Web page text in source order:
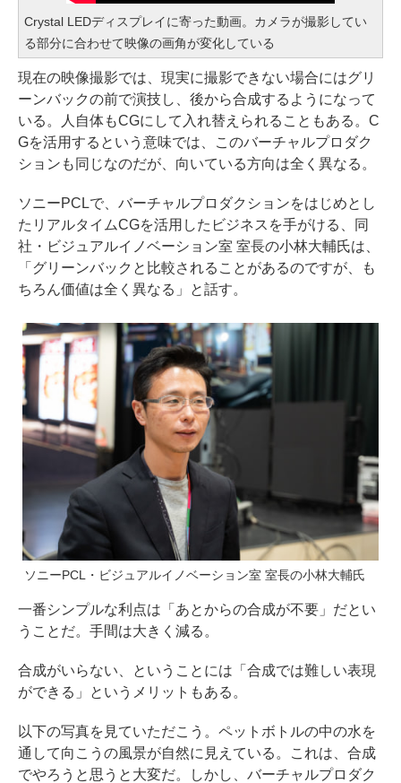
Crystal LEDディスプレイに寄った動画。カメラが撮影してい
る部分に合わせて映像の画角が変化している
現在の映像撮影では、現実に撮影できない場合にはグリ
ーンバックの前で演技し、後から合成するようになって
いる。人自体もCGにして入れ替えられることもある。C
Gを活用するという意味では、このバーチャルプロダク
ションも同じなのだが、向いている方向は全く異なる。
ソニーPCLで、バーチャルプロダクションをはじめとし
たリアルタイムCGを活用したビジネスを手がける、同
社・ビジュアルイノベーション室 室長の小林大輔氏は、
「グリーンバックと比較されることがあるのですが、も
ちろん価値は全く異なる」と話す。
ソニーPCL・ビジュアルイノベーション室 室長の小林大輔氏
一番シンプルな利点は「あとからの合成が不要」だとい
うことだ。手間は大きく減る。
合成がいらない、ということには「合成では難しい表現
ができる」というメリットもある。
以下の写真を見ていただこう。ペットボトルの中の水を
通して向こうの風景が自然に見えている。これは、合成
でやろうと思うと大変だ。しかし、バーチャルプロダク